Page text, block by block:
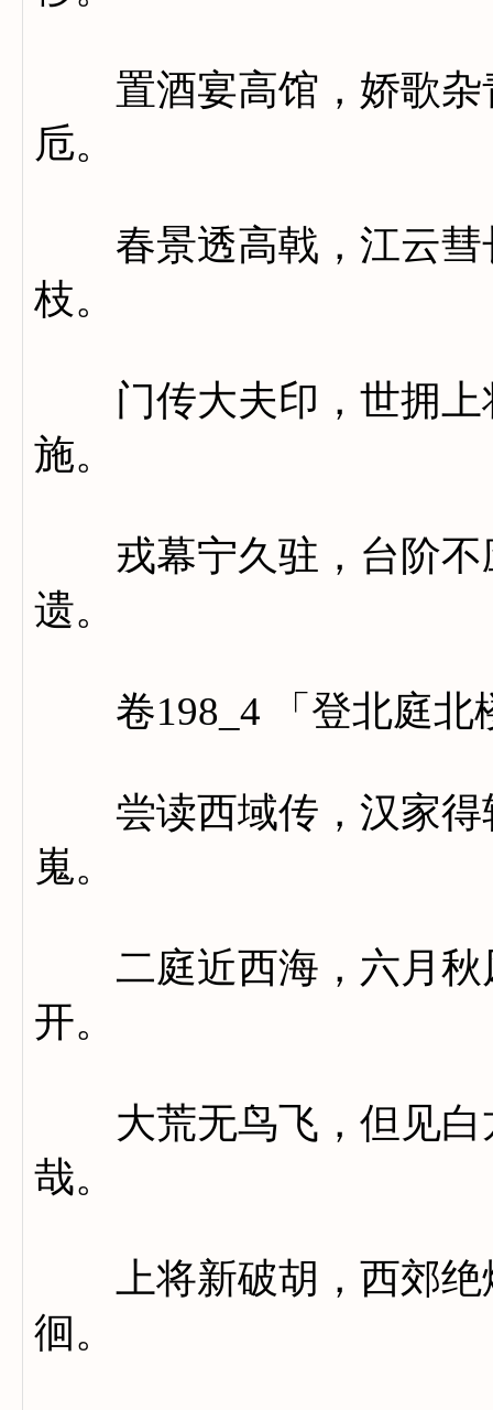
置酒宴高馆，娇歌杂
卮。
春景透高戟，江云彗
枝。
门传大夫印，世拥上
施。
戎幕宁久驻，台阶不
遗。
卷198_4 「登北庭北
尝读西域传，汉家得
嵬。
二庭近西海，六月秋
开。
大荒无鸟飞，但见白
哉。
上将新破胡，西郊绝
徊。